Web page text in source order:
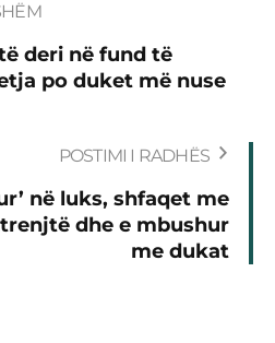
deri në fund të
po duket më nuse
POSTIMI I RADHËS
në luks, shfaqet me
dhe e mbushur
me dukat